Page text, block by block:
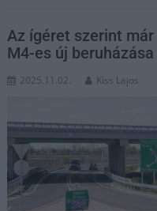
Az ígéret szerint
M4-es új beruházása
2025.11.02. Kiss Lajos